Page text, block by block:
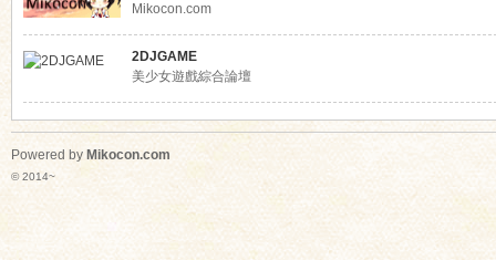
Mikocon.com
2DJGAME
美少女遊戲綜合論壇
Powered by Mikocon.com
© 2014~